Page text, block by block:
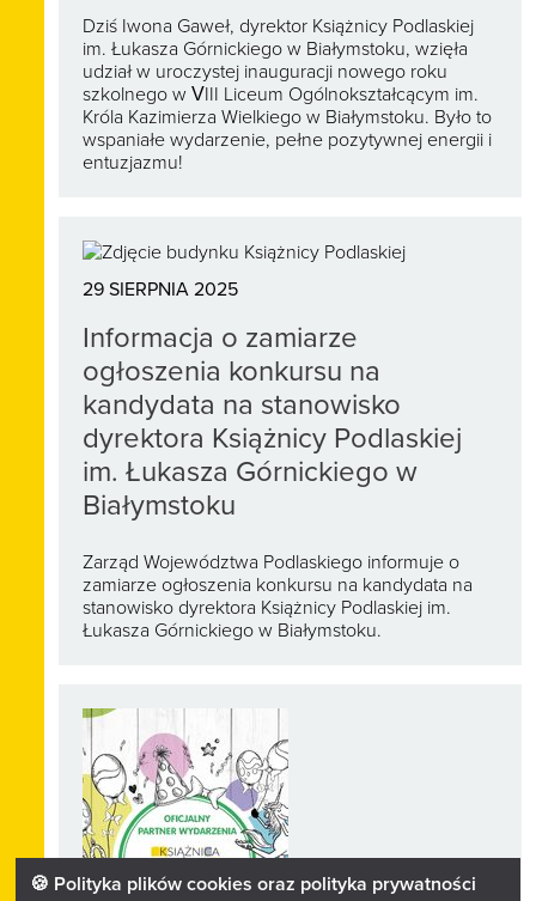
🍪 Polityka plików cookies oraz polityka prywatności
Dziś Iwona Gaweł, dyrektor Książnicy Podlaskiej
im. Łukasza Górnickiego w Białymstoku, wzięła
udział w uroczystej inauguracji nowego roku
szkolnego w VIII Liceum Ogólnokształcącym im.
Króla Kazimierza Wielkiego w Białymstoku. Było to
wspaniałe wydarzenie, pełne pozytywnej energii i
entuzjazmu!
29 SIERPNIA 2025
Informacja o zamiarze
ogłoszenia konkursu na
kandydata na stanowisko
dyrektora Książnicy Podlaskiej
im. Łukasza Górnickiego w
Białymstoku
Zarząd Województwa Podlaskiego informuje o
zamiarze ogłoszenia konkursu na kandydata na
stanowisko dyrektora Książnicy Podlaskiej im.
Łukasza Górnickiego w Białymstoku.